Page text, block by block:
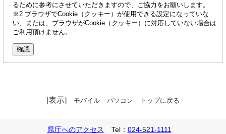
るために参考にさせていただきますので、ご協力をお願いします。
※2 ブラウザでCookie（クッキー）が使用できる設定になっていな
い、または、ブラウザがCookie（クッキー）に対応していない場合は
ご利用頂けません。
[表示] モバイル パソコン トップに戻る
県庁へのアクセス Tel： 024-521-1111